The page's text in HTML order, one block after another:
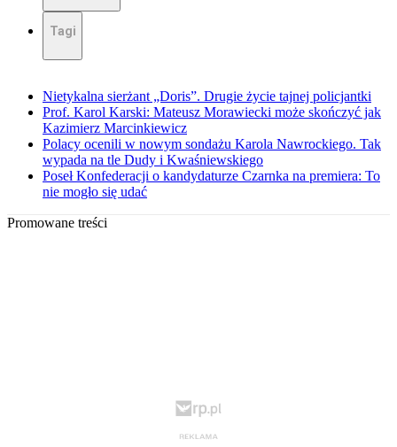
Tagi
Nietykalna sierżant „Doris”. Drugie życie tajnej policjantki
Prof. Karol Karski: Mateusz Morawiecki może skończyć jak
Kazimierz Marcinkiewicz
Polacy ocenili w nowym sondażu Karola Nawrockiego. Tak
wypada na tle Dudy i Kwaśniewskiego
Poseł Konfederacji o kandydaturze Czarnka na premiera: To
nie mogło się udać
Promowane treści